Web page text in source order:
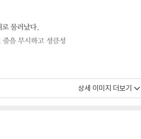
상세 이미지 더보기